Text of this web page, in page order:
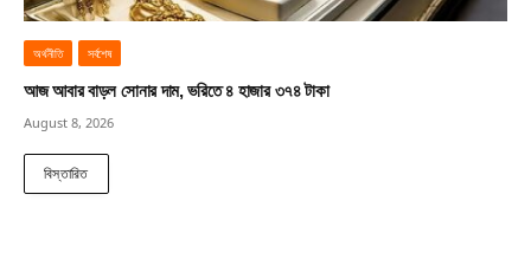
অর্থনীতি সর্বশেষ
আজ আবার বাড়ল সোনার দাম, ভরিতে ৪ হাজার ৩৭৪ টাকা
August 8, 2026
বিস্তারিত